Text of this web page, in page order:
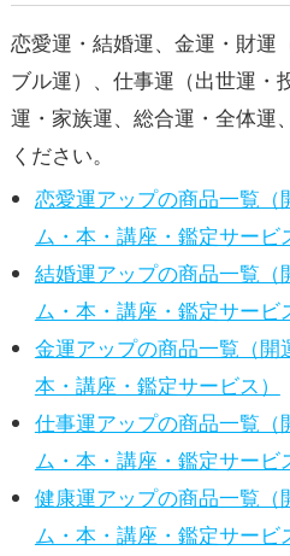
恋愛運・結婚運、金運・財運
ブル運）、仕事運（出世運・
運・家族運、総合運・全体運
ください。
恋愛運アップの商品一覧（
ム・本・講座・鑑定サービ
結婚運アップの商品一覧（
ム・本・講座・鑑定サービ
金運アップの商品一覧（開
本・講座・鑑定サービス）
仕事運アップの商品一覧（
ム・本・講座・鑑定サービ
健康運アップの商品一覧（
ム・本・講座・鑑定サービ